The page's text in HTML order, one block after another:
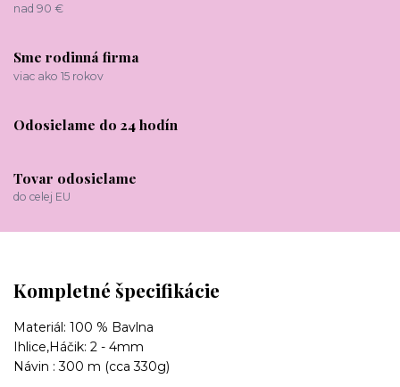
nad 90 €
Sme rodinná firma
viac ako 15 rokov
Odosielame do 24 hodín
Tovar odosielame
do celej EU
Kompletné špecifikácie
Materiál: 100 % Bavlna
Ihlice,Háčik: 2 - 4mm
Návin : 300 m (cca 330g)